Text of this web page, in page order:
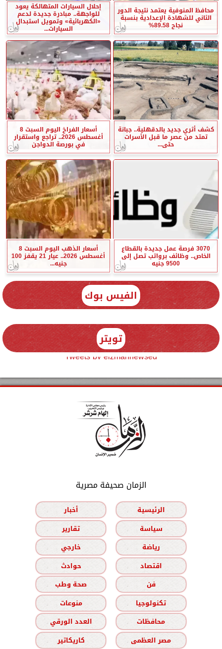
محافظ المنوفية يعتمد نتيجة الدور
الثاني للشهادة الإعدادية بنسبة
نجاح 89.58%
إحلال السيارات المتهالكة يعود
للواجهة.. مبادرة جديدة لدعم
«الكهربائية» وتمويل استبدال
السيارات...
كشف أثري جديد بالدقهلية.. جبانة
تمتد من عصر ما قبل الأسرات
حتى...
أسعار الفراخ اليوم السبت 8
أغسطس 2026.. تراجع واستقرار
في بورصة الدواجن
3070 فرصة عمل جديدة بالقطاع
الخاص.. وظائف برواتب تصل إلى
9500 جنيه
أسعار الذهب اليوم السبت 8
أغسطس 2026.. عيار 21 يقفز 100
جنيه...
الفيس بوك
تويتر
Tweets by elzmannewseg
الزمان صحيفة مصرية
الرئيسية
أخبار
سياسة
تقارير
رياضة
خارجي
اقتصاد
حوادث
فن
صحة وطب
تكنولوجيا
منوعات
محافظات
العدد الورقي
مصر العظمى
كاريكاتير